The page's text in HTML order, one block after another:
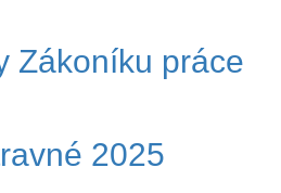
Zákoníku práce
2025